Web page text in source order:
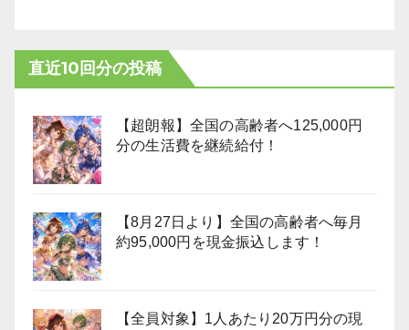
直近10回分の投稿
【超朗報】全国の高齢者へ125,000円
分の生活費を継続給付！
【8月27日より】全国の高齢者へ毎月
約95,000円を現金振込します！
【全員対象】1人あたり20万円分の現